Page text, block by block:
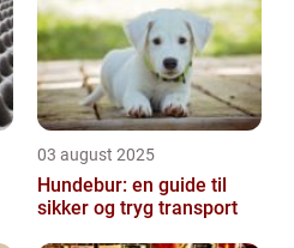
03 august 2025
Hundebur: en guide til
sikker og tryg transport